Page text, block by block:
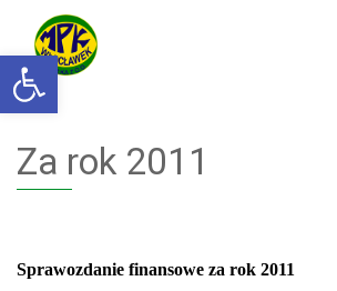
Otwórz pasek narzędzi
Za rok 2011
Sprawozdanie finansowe za rok 2011